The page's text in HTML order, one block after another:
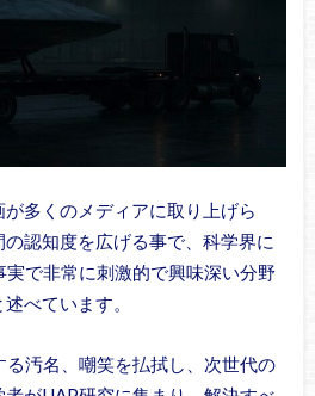
多くのメディアに取り上げら
認知度を広げる事で、科学界に
で非常に刺激的で興味深い分野
べています。
汚名、嘲笑を払拭し、次世代の